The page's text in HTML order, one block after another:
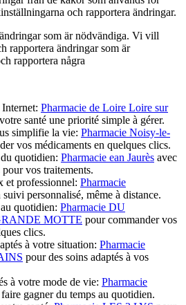
och rapportera ändringar.
som är nödvändiga. Vi vill
rapportera ändringar som är
rapportera några
Pharmacie de Loire Loire sur
santé une priorité simple à gérer.
simplifie la vie: Pharmacie Noisy-le-
vos médicaments en quelques clics.
quotidien: Pharmacie ean Jaurès avec
vos traitements.
et professionnel: Pharmacie
suivi personnalisé, même à distance.
quotidien: Pharmacie DU
MOTTE pour commander vos
clics.
à votre situation: Pharmacie
pour des soins adaptés à vos
à votre mode de vie: Pharmacie
gagner du temps au quotidien.